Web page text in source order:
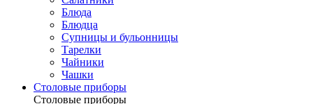
Блюда
Блюдца
Супницы и бульонницы
Тарелки
Чайники
Чашки
Cтоловые приборы
Cтоловые приборы